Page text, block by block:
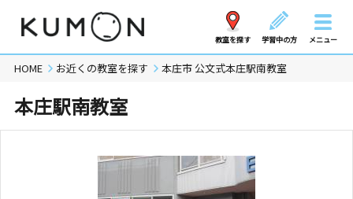
教室を探す 学習中の方 メニュー
HOME お近くの教室を探す 本庄市 公文式本庄駅南教室
本庄駅南教室